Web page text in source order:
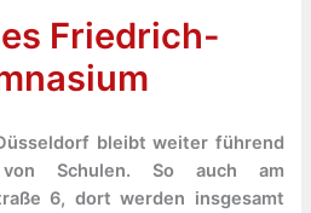
Friedrich-
bleibt weiter führend
Schulen. So auch am
6, dort werden insgesamt